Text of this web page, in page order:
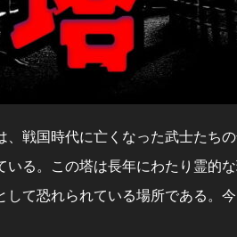
戦国時代に亡くなった武士たち
る。この塔は長年にわたり霊的
て恐れられている場所である。